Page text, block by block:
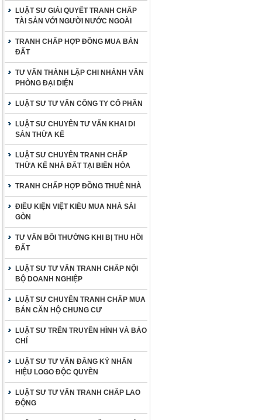
LUẬT SƯ GIẢI QUYẾT TRANH CHẤP
TÀI SẢN VỚI NGƯỜI NƯỚC NGOÀI
TRANH CHẤP HỢP ĐỒNG MUA BÁN
ĐẤT
TƯ VẤN THÀNH LẬP CHI NHÁNH VĂN
PHÒNG ĐẠI DIỆN
LUẬT SƯ TƯ VẤN CÔNG TY CỔ PHẦN
LUẬT SƯ CHUYÊN TƯ VẤN KHAI DI
SẢN THỪA KẾ
LUẬT SƯ CHUYÊN TRANH CHẤP
THỪA KẾ NHÀ ĐẤT TẠI BIÊN HÒA
TRANH CHẤP HỢP ĐỒNG THUÊ NHÀ
ĐIỀU KIỆN VIỆT KIỀU MUA NHÀ SÀI
GÒN
TƯ VẤN BỒI THƯỜNG KHI BỊ THU HỒI
ĐẤT
LUẬT SƯ TƯ VẤN TRANH CHẤP NỘI
BỘ DOANH NGHIỆP
LUẬT SƯ CHUYÊN TRANH CHẤP MUA
BÁN CĂN HỘ CHUNG CƯ
LUẬT SƯ TRÊN TRUYỀN HÌNH VÀ BÁO
CHÍ
LUẬT SƯ TƯ VẤN ĐĂNG KÝ NHÃN
HIỆU LOGO ĐỘC QUYỀN
LUẬT SƯ TƯ VẤN TRANH CHẤP LAO
ĐỘNG